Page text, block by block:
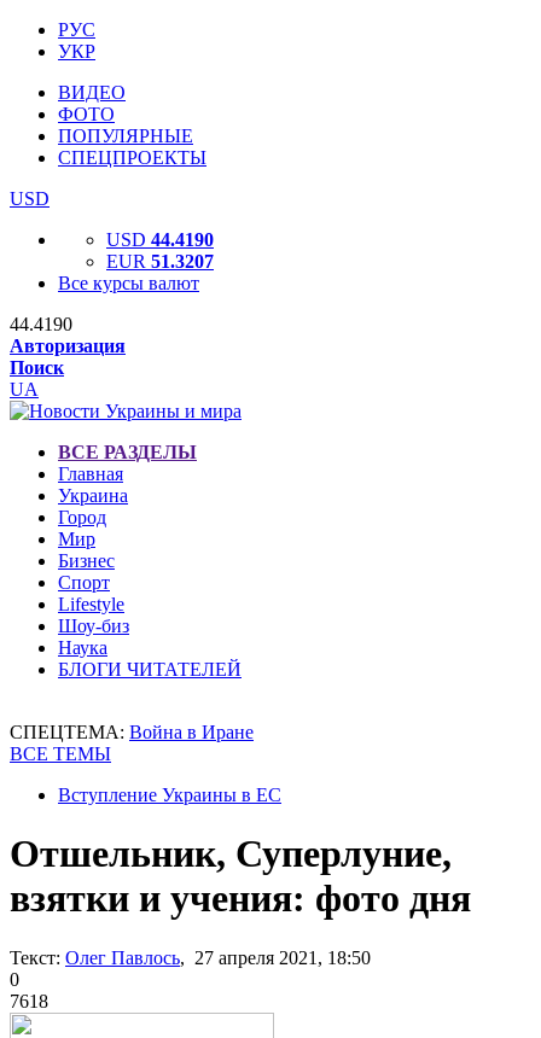
РУС
УКР
ВИДЕО
ФОТО
ПОПУЛЯРНЫЕ
СПЕЦПРОЕКТЫ
USD
USD 44.4190
EUR 51.3207
Все курсы валют
44.4190
Авторизация
Поиск
UA
ВСЕ РАЗДЕЛЫ
Главная
Украина
Город
Мир
Бизнес
Спорт
Lifestyle
Шоу-биз
Наука
БЛОГИ ЧИТАТЕЛЕЙ
СПЕЦТЕМА: Война в Иране
ВСЕ ТЕМЫ
Вступление Украины в ЕС
Отшельник, Суперлуние,
взятки и учения: фото дня
Текст: Олег Павлось, 27 апреля 2021, 18:50
0
7618